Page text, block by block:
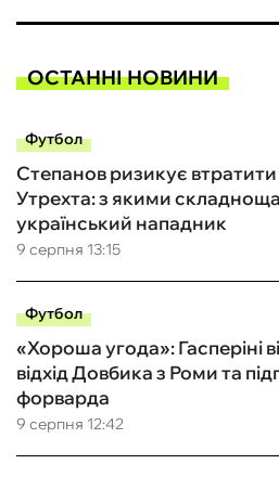
ОСТАННІ НОВИНИ
Футбол
9 серпня 13:15
Степанов ризикує втратити
Утрехта: з якими
український нападник
Футбол
9 серпня 12:42
«Хороша угода»: Гасперіні
відхід Довбика з Роми та
форварда